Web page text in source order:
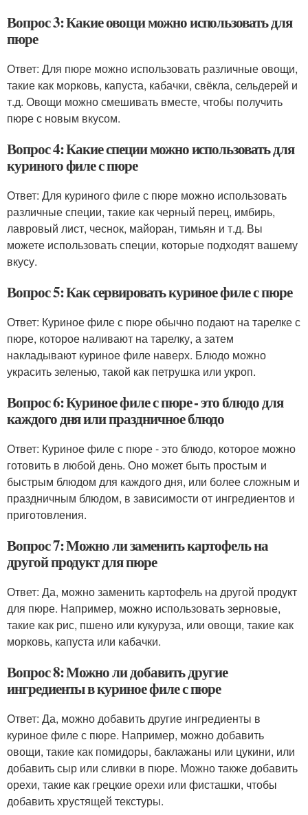
Вопрос 3: Какие овощи можно использовать для
пюре
Ответ: Для пюре можно использовать различные овощи,
такие как морковь, капуста, кабачки, свёкла, сельдерей и
т.д. Овощи можно смешивать вместе, чтобы получить
пюре с новым вкусом.
Вопрос 4: Какие специи можно использовать для
куриного филе с пюре
Ответ: Для куриного филе с пюре можно использовать
различные специи, такие как черный перец, имбирь,
лавровый лист, чеснок, майоран, тимьян и т.д. Вы
можете использовать специи, которые подходят вашему
вкусу.
Вопрос 5: Как сервировать куриное филе с пюре
Ответ: Куриное филе с пюре обычно подают на тарелке с
пюре, которое наливают на тарелку, а затем
накладывают куриное филе наверх. Блюдо можно
украсить зеленью, такой как петрушка или укроп.
Вопрос 6: Куриное филе с пюре - это блюдо для
каждого дня или праздничное блюдо
Ответ: Куриное филе с пюре - это блюдо, которое можно
готовить в любой день. Оно может быть простым и
быстрым блюдом для каждого дня, или более сложным и
праздничным блюдом, в зависимости от ингредиентов и
приготовления.
Вопрос 7: Можно ли заменить картофель на
другой продукт для пюре
Ответ: Да, можно заменить картофель на другой продукт
для пюре. Например, можно использовать зерновые,
такие как рис, пшено или кукуруза, или овощи, такие как
морковь, капуста или кабачки.
Вопрос 8: Можно ли добавить другие
ингредиенты в куриное филе с пюре
Ответ: Да, можно добавить другие ингредиенты в
куриное филе с пюре. Например, можно добавить
овощи, такие как помидоры, баклажаны или цукини, или
добавить сыр или сливки в пюре. Можно также добавить
орехи, такие как грецкие орехи или фисташки, чтобы
добавить хрустящей текстуры.